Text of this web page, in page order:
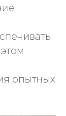
опытных